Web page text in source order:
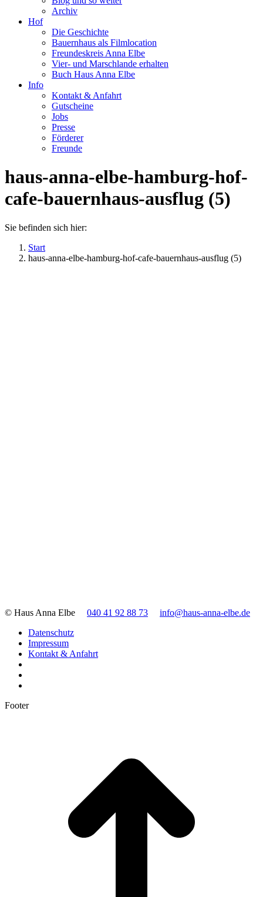
Archiv
Hof
Die Geschichte
Bauernhaus als Filmlocation
Freundeskreis Anna Elbe
Vier- und Marschlande erhalten
Buch Haus Anna Elbe
Info
Kontakt & Anfahrt
Gutscheine
Jobs
Presse
Förderer
Freunde
haus-anna-elbe-hamburg-hof-
cafe-bauernhaus-ausflug (5)
Sie befinden sich hier:
Start
haus-anna-elbe-hamburg-hof-cafe-bauernhaus-ausflug (5)
© Haus Anna Elbe 040 41 92 88 73
info@haus-anna-elbe.de
Datenschutz
Impressum
Kontakt & Anfahrt
Footer